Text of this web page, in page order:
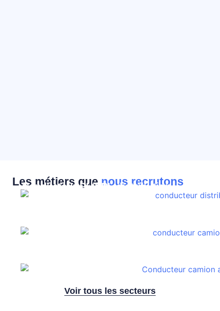
Les métiers que nous recrutons
Conducteur PL/SPL distribution
Voir tous les secteurs